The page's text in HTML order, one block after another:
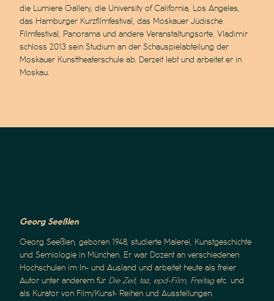
die Lumiere Gallery, die University of California, Los Angeles,
das Hamburger Kurzfilmfestival, das Moskauer Jüdische
Filmfestival, Panorama und andere Veranstaltungsorte. Vladimir
schloss 2013 sein Studium an der Schauspielabteilung der
Moskauer Kunsttheaterschule ab. Derzeit lebt und arbeitet er in
Moskau.
Georg Seeßlen
Georg Seeßlen, geboren 1948, studierte Malerei, Kunstgeschichte
und Semiologie in München. Er war Dozent an verschiedenen
Hochschulen im In- und Ausland und arbeitet heute als freier
Autor unter anderem für Die Zeit, taz, epd-Film, Freitagetc. und
als Kurator von Film/Kunst- Reihen und Ausstellungen.